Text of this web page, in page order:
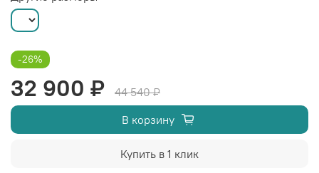
-26%
32 900 ₽
44 540 ₽
В корзину
Купить в 1 клик